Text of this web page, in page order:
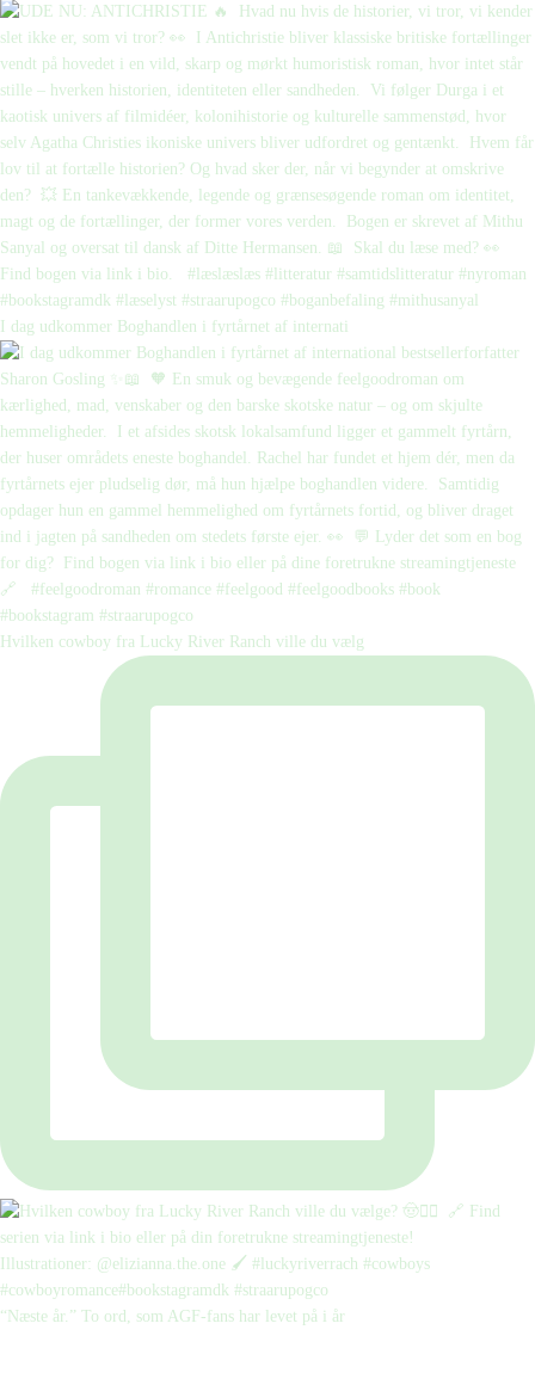
I dag udkommer Boghandlen i fyrtårnet af internati
Hvilken cowboy fra Lucky River Ranch ville du vælg
“Næste år.” To ord, som AGF-fans har levet på i år